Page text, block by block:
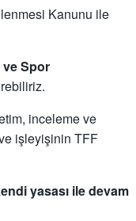
Kanunu ile
ve Spor
inceleme ve
işleyişinin TFF
yasası ile devam